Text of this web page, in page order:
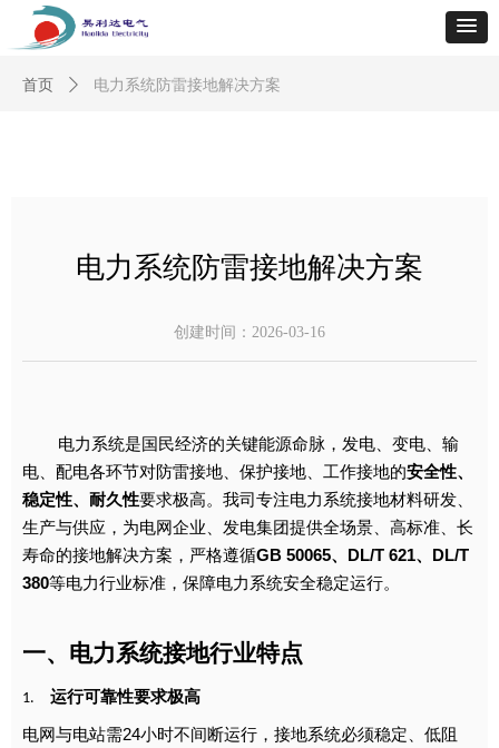
首页 ꄲ 电力系统防雷接地解决方案
电力系统防雷接地解决方案
创建时间： 2026-03-16
电力系统是国民经济的关键能源命脉，发电、变电、输
电、配电各环节对防雷接地、保护接地、工作接地的安全性、
稳定性、耐久性要求极高。我司专注电力系统接地材料研发、
生产与供应，为电网企业、发电集团提供全场景、高标准、长
寿命的接地解决方案，严格遵循GB 50065、DL/T 621、DL/T
380等电力行业标准，保障电力系统安全稳定运行。
一、电力系统接地行业特点
1. 运行可靠性要求极高
电网与电站需24小时不间断运行，接地系统必须稳定、低阻